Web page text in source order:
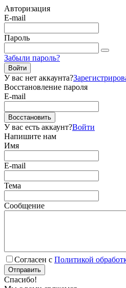
Авторизация
E-mail
Пароль
Забыли пароль?
Войти
У вас нет аккаунта?
Восстановление пароля
E-mail
Восстановить
У вас есть аккаунт?Войти
Напишите нам
Имя
E-mail
Тема
Сообщение
Согласен с Политикой
Отправить
Спасибо!